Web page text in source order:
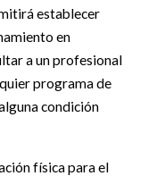
establecer
en
a un profesional
programa de
condición
física para el